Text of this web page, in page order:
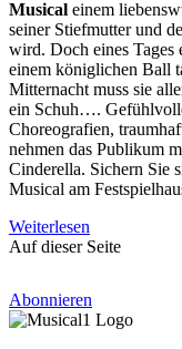
Musical einem
seiner Stiefmutter und
wird. Doch eines Tages
einem königlichen Ball
Mitternacht muss sie
ein Schuh….
Choreografien,
nehmen das Publikum
Cinderella. Sichern Sie
Musical am
Weiterlesen
Auf dieser Seite
Abonnieren